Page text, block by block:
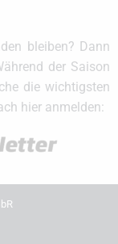
bleiben? Dann
der Saison
die wichtigsten
hier anmelden: